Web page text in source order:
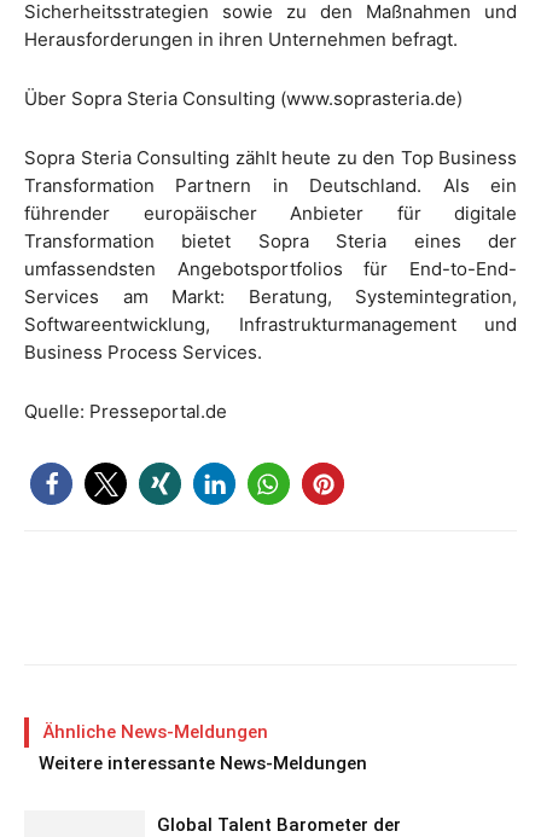
Sicherheitsstrategien sowie zu den Maßnahmen und
Herausforderungen in ihren Unternehmen befragt.
Über Sopra Steria Consulting (www.soprasteria.de)
Sopra Steria Consulting zählt heute zu den Top Business
Transformation Partnern in Deutschland. Als ein
führender europäischer Anbieter für digitale
Transformation bietet Sopra Steria eines der
umfassendsten Angebotsportfolios für End-to-End-
Services am Markt: Beratung, Systemintegration,
Softwareentwicklung, Infrastrukturmanagement und
Business Process Services.
Quelle: Presseportal.de
Ähnliche News-Meldungen
Weitere interessante News-Meldungen
Global Talent Barometer der